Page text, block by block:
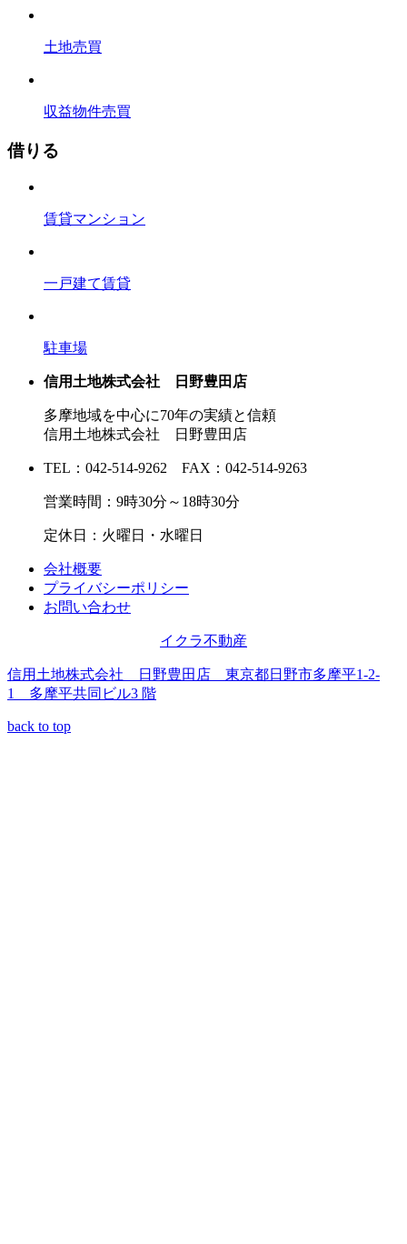
土地売買
収益物件売買
借りる
賃貸マンション
一戸建て賃貸
駐車場
信用土地株式会社 日野豊田店
多摩地域を中心に70年の実績と信頼
信用土地株式会社 日野豊田店
TEL：042-514-9262 FAX：042-514-9263
営業時間：9時30分～18時30分
定休日：火曜日・水曜日
会社概要
プライバシーポリシー
お問い合わせ
イクラ不動産
信用土地株式会社 日野豊田店 東京都日野市多摩平1-2-
1 多摩平共同ビル3 階
back to top